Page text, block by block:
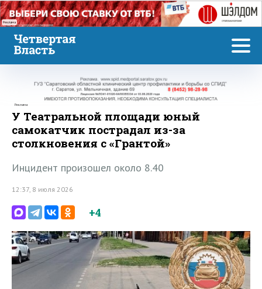
Реклама
Реклама
У Театральной площади юный
самокатчик пострадал из-за
столкновения с «Грантой»
Инцидент произошел около 8.40
12:37, 8 июля 2026
+4